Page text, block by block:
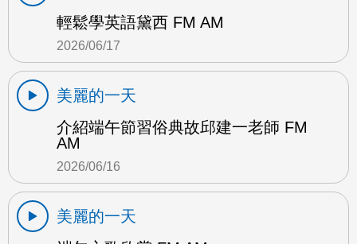
輕鬆學英語黛西 FM AM
2026/06/17
美麗的一天
介紹端午節習俗典故邱建一老師 FM
AM
2026/06/16
美麗的一天